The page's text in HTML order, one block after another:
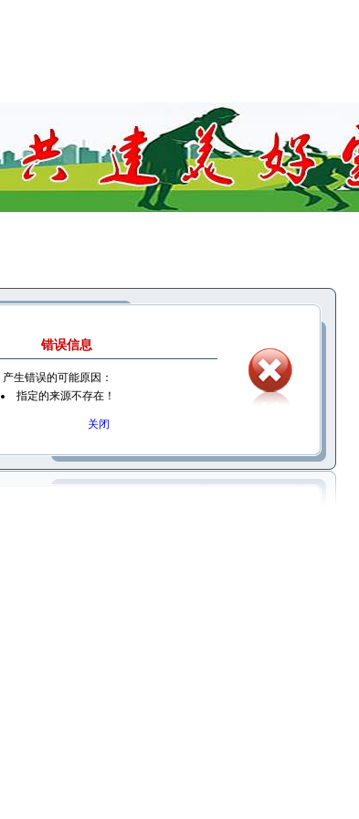
错误信息
产生错误的可能原因：
指定的来源不存在！
关闭